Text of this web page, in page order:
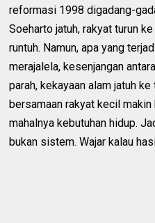
reformasi 1998 digadang-
Soeharto jatuh, rakyat turun
runtuh. Namun, apa yang
merajalela, kesenjangan
parah, kekayaan alam jatuh
bersamaan rakyat kecil
mahalnya kebutuhan hidup.
bukan sistem. Wajar kalau